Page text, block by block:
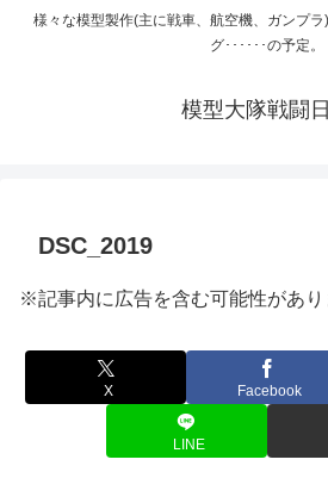
様々な模型製作(主に戦車、航空機、ガンプ
グ･･････の予定。
模型大隊戦闘
DSC_2019
※記事内に広告を含む可能性があり
X Facebook
LINE